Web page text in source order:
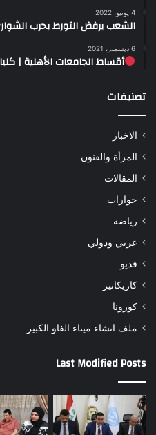
4 يونيو، 2022
الشعب يرفض التورط بحرب
6 ديسمبر، 2021
أقساط الجامعات الأهلية |
تصنيفات
الاخبار
المرأة والفنون
المقالات
حوارات
رياضة
عربي ودولي
فديو
كاريكاتير
كورونا
ملف انشاء ميناء الفاو الكبير
Last Modified Posts